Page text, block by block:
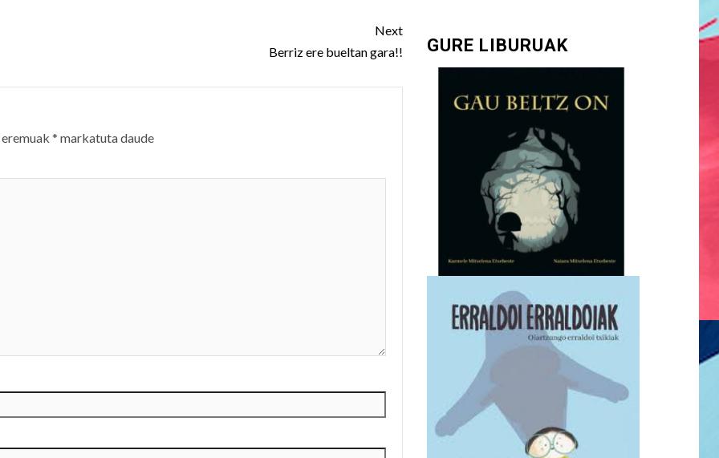
Next
Berriz ere bueltan gara!!
* markatuta daude
GURE LIBURUAK